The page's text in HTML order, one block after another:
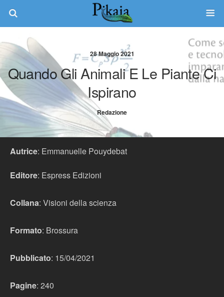
28 Maggio 2021
Quando Gli Animali E Le Piante Ci
Ispirano
Redazione
Autrice: Emmanuelle Pouydebat
Editore: Espress Edizioni
Collana: Visioni della scienza
Formato: Brossura
Pubblicato: 15/04/2021
Pagine: 240